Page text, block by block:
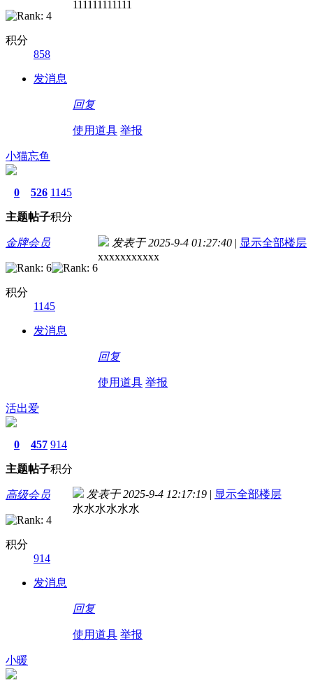
积分
858
发消息
111111111111
回复
使用道具 举报
小猫忘鱼
0
主题
526
帖子
1145
积分
金牌会员
积分
1145
发消息
发表于 2025-9-4 01:27:40 | 显示全部楼层
xxxxxxxxxxx
回复
使用道具 举报
活出爱
0
主题
457
帖子
914
积分
高级会员
积分
914
发消息
发表于 2025-9-4 12:17:19 | 显示全部楼层
水水水水水水
回复
使用道具 举报
小暖